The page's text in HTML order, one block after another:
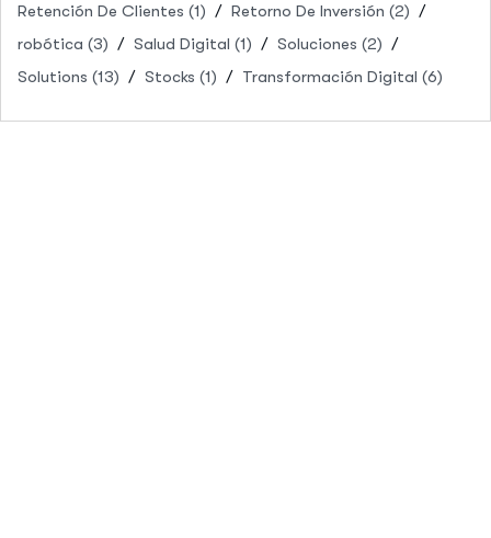
Retención De Clientes (1) Retorno De Inversión (2)
robótica (3) Salud Digital (1) Soluciones (2)
Solutions (13) Stocks (1) Transformación Digital (6)